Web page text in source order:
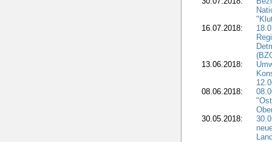
16.07.2018:
13.06.2018:
08.06.2018:
30.05.2018: